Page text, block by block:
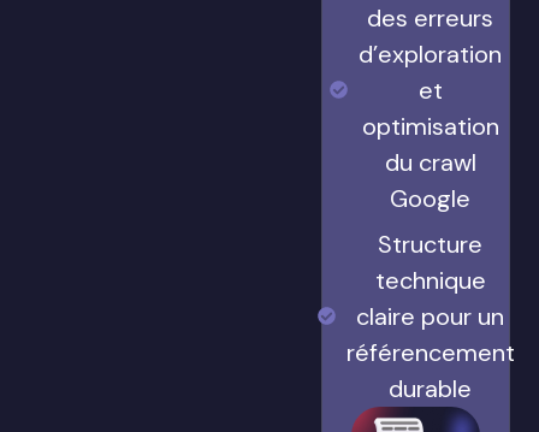
des erreurs
d’exploration
et
optimisation
du crawl
Google
Structure
technique
claire pour un
référencement
durable